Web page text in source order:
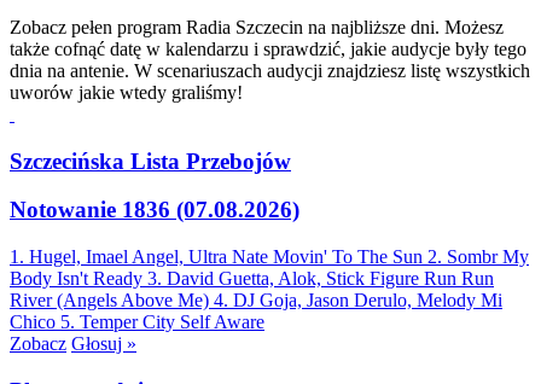
Zobacz pełen program Radia Szczecin na najbliższe dni. Możesz
także cofnąć datę w kalendarzu i sprawdzić, jakie audycje były tego
dnia na antenie. W scenariuszach audycji znajdziesz listę wszystkich
uworów jakie wtedy graliśmy!
Szczecińska Lista Przebojów
Notowanie 1836 (07.08.2026)
1. Hugel, Imael Angel, Ultra Nate Movin' To The Sun 2. Sombr My
Body Isn't Ready 3. David Guetta, Alok, Stick Figure Run Run
River (Angels Above Me) 4. DJ Goja, Jason Derulo, Melody Mi
Chico 5. Temper City Self Aware
Zobacz Głosuj »